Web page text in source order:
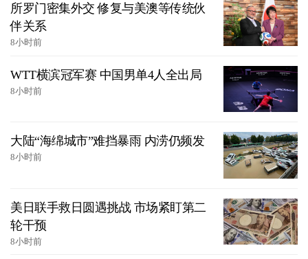
所罗门密集外交 修复与美澳等传统伙
伴关系
8小时前
WTT横滨冠军赛 中国男单4人全出局
8小时前
大陆“海绵城市”难挡暴雨 内涝仍频发
8小时前
美日联手救日圆遇挑战 市场紧盯第二
轮干预
8小时前